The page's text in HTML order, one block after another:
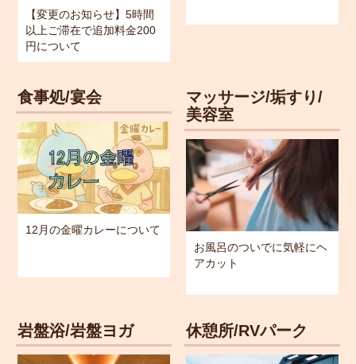
【変更のお知らせ】5時間
以上ご滞在で追加料金200
円について
食事処/宴会
12月の金曜カレーについて
マッサージ/垢すり/
美容室
お風呂のついでに気軽にヘ
アカット
岩盤浴/岩盤ヨガ 休憩所/RVパーク